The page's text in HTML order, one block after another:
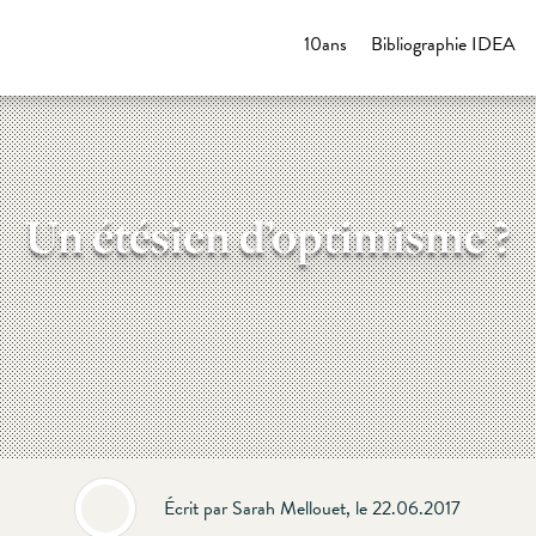
Bibliographie IDEA
10ans
Un étésien d’optimisme ?
Écrit par Sarah Mellouet, le 22.06.2017